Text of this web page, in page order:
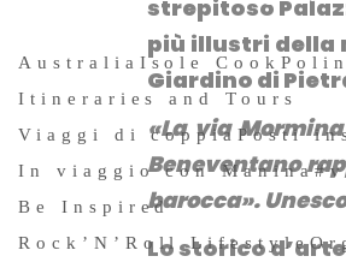
Australia Isole Cook
Itineraries and Tours
Viaggi di coppiaPosti
In viaggio con Manina
Be Inspired
Rock’N’Roll Lifestyle
strepitoso
più illustri della
Giardino di
«La via
Beneventano
barocca». Unesco
Lo storico